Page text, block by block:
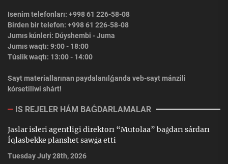
Isenim telefonları: +998 61 226-58-08
Birden bir telefon: +998 61 226-58-08
Jumıs kúnleri: Dúyshembi - Juma
Jumıs waqtı: 9:00 - 18:00
Túslik waqtı: 13:00 - 14:00
Sayt materiallarınan paydalanılǵanda veb-sayt mánzili
kórsetiliwi shárt!
IS REJELER HÁM BAǴDARLAMALAR
Jaslar isleri agentligi direktorı “Mutolaa” baǵdarı sárdarı
Íqlasbekke planshet sawǵa etti
Tuesday July 28th, 2026